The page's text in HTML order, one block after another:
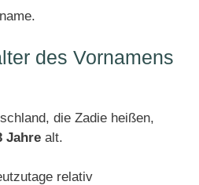
des Vornamens
die Zadie heißen,
Jahre alt.
relativ